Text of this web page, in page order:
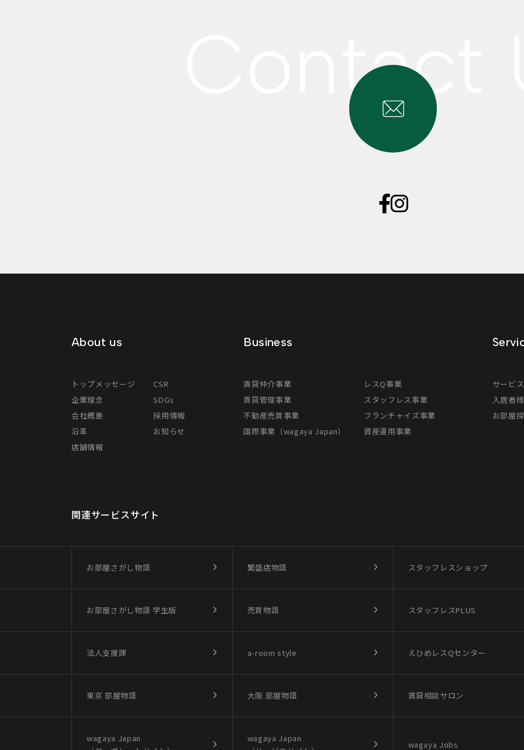
About us
トップメッセージ
企業理念
会社概要
沿革
店舗情報
CSR
SDGs
採用情報
お知らせ
Business
賃貸仲介事業
賃貸管理事業
不動産売買事業
国際事業（wagaya Japan）
レスQ事業
スタッフレス事業
フランチャイズ事業
資産運用事業
サービ
入居者
お部屋
関連サービスサイト
お部屋さがし物語 繁盛店物語 スタッフレスショップ
お部屋さがし物語 学生版 売買物語 スタッフレスPLUS
法人支援課 a-room style えひめレスQセンター
東京 部屋物語 大阪 部屋物語 賃貸相談サロン
wagaya Japan
wagaya Japan
wagaya Jobs